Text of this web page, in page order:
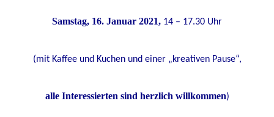
Samstag, 16. Januar 2021, 14 – 17.30 Uhr
(mit Kaffee und Kuchen und einer „kreativen Pause“,
alle Interessierten sind herzlich willkommen)